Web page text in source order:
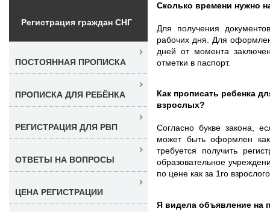
Сколько времени нужно
Для получения
рабочих дня. Для
дней от момента
отметки в паспорт.
Как прописать ребенка
взрослых?
Согласно букве закона,
может быть оформлен
требуется получить
образовательное
по цене как за 1го
Я видела объявление на
Регистрация граждан СНГ
ПОСТОЯННАЯ ПРОПИСКА
ПРОПИСКА ДЛЯ РЕБЁНКА
РЕГИСТРАЦИЯ ДЛЯ РВП
ОТВЕТЫ НА ВОПРОСЫ
ЦЕНА РЕГИСТРАЦИИ